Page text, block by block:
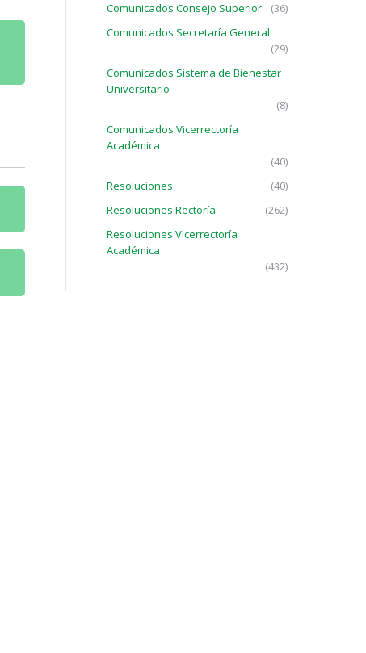
Comunicados Consejo Superior
(36)
Comunicados Secretaría General
(29)
Comunicados Sistema de Bienestar
Universitario
(8)
Comunicados Vicerrectoría
Académica
(40)
Resoluciones
(40)
Resoluciones Rectoría
(262)
Resoluciones Vicerrectoría
Académica
(432)